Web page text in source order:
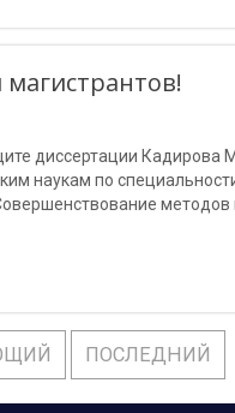
диссертации Кадирова
наукам по
методов
ПОСЛЕДНИЙ